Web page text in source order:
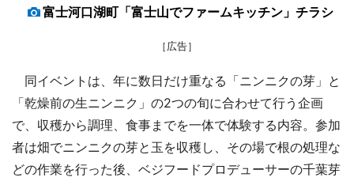
富士河口湖町「富士山でファームキッチン」チラシ
［広告］
同イベントは、年に数日だけ重なる「ニンニクの芽」と
「乾燥前の生ニンニク」の2つの旬に合わせて行う企画
で、収穫から調理、食事までを一体で体験する内容。参加
者は畑でニンニクの芽と玉を収穫し、その場で根の処理な
どの作業を行った後、ベジフードプロデューサーの千葉芽